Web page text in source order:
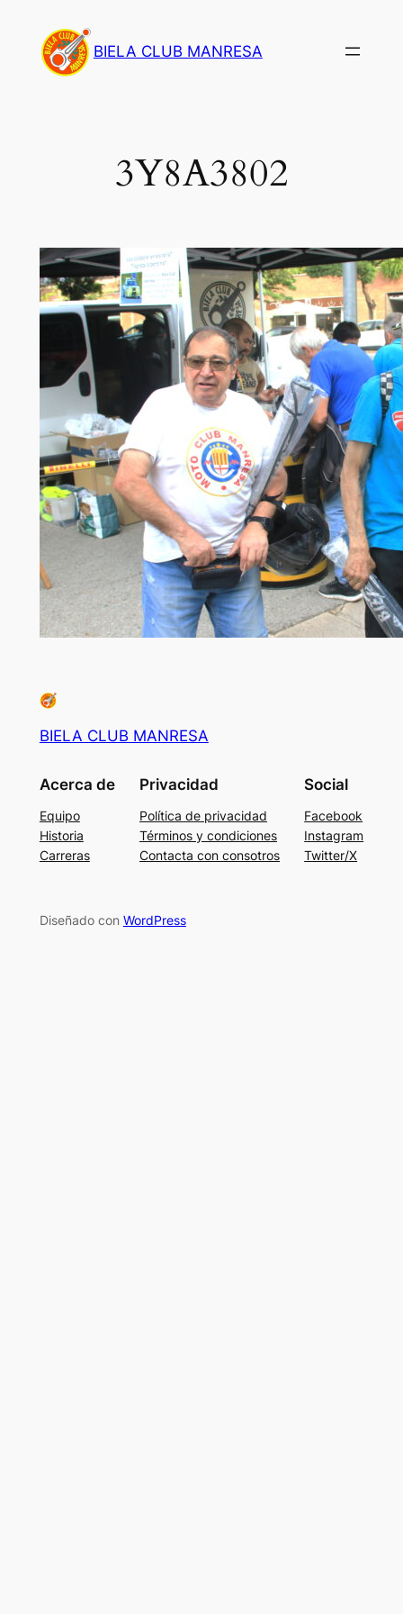
contenido
BIELA CLUB MANRESA
3Y8A3802
BIELA CLUB MANRESA
Acerca de
Equipo
Historia
Carreras
Privacidad
Política de privacidad
Términos y condiciones
Contacta con consotros
Social
Facebook
Instagram
Twitter/X
Diseñado con WordPress